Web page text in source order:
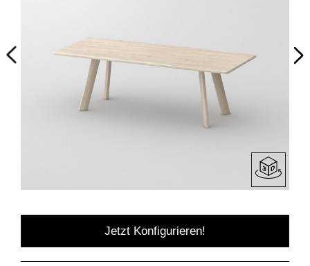
Jetzt Konfigurieren!